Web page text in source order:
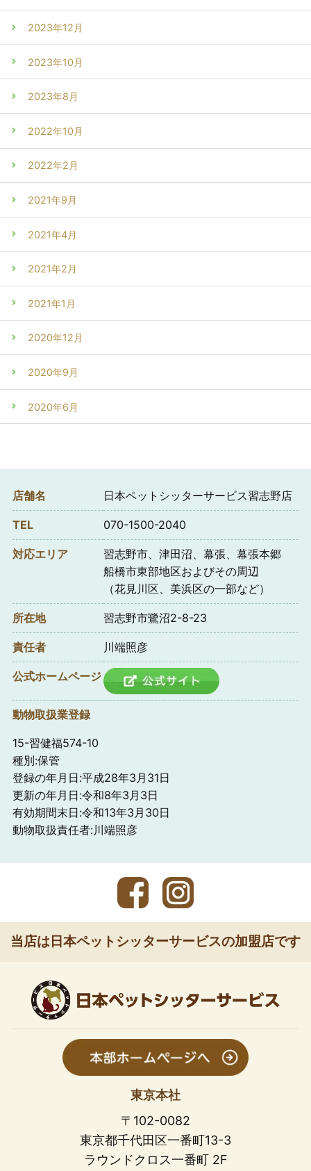
2023年12月
2023年10月
2023年8月
2022年10月
2022年2月
2021年9月
2021年4月
2021年2月
2021年1月
2020年12月
2020年9月
2020年6月
店舗名 日本ペットシッターサービス習志野店
TEL 070-1500-2040
対応エリア
習志野市、津田沼、幕張、幕張本郷
船橋市東部地区およびその周辺
（花見川区、美浜区の一部など）
所在地 習志野市鷺沼2-8-23
責任者 川端照彦
公式ホームページ
動物取扱業登録
15-習健福574-10
種別:保管
登録の年月日:平成28年3月31日
更新の年月日:令和8年3月3日
有効期間末日:令和13年3月30日
動物取扱責任者:川端照彦
当店は日本ペットシッターサービスの加盟店です
東京本社
〒102-0082
東京都千代田区一番町13-3
ラウンドクロス一番町 2F